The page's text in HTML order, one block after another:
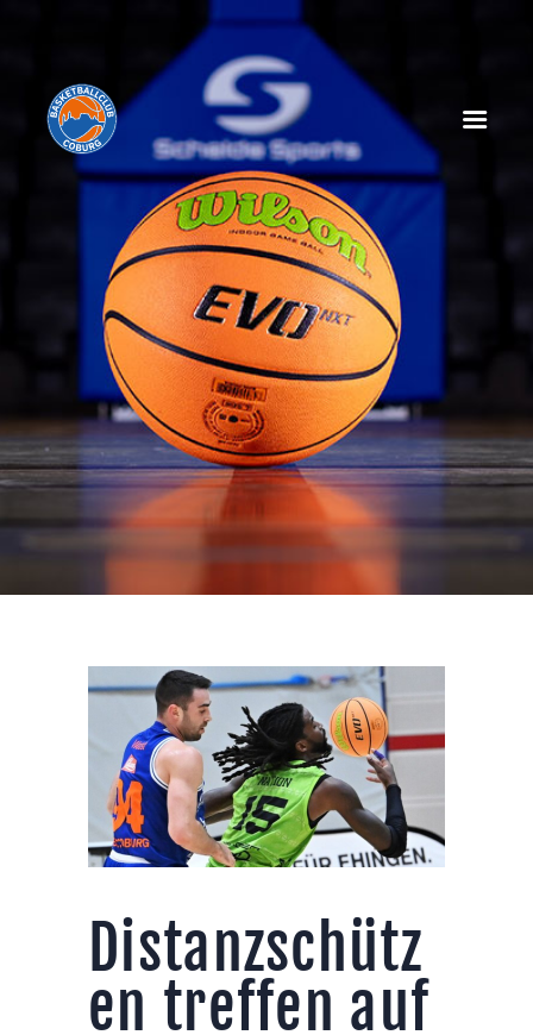
HOME
NEWS
SPIELPLAN
SPIELTAGSEINLEGER
TABELLE
KADER
MANAGEMENT
SPONSOREN
TICKETS
VEREIN
Distanzschütz
en treffen auf